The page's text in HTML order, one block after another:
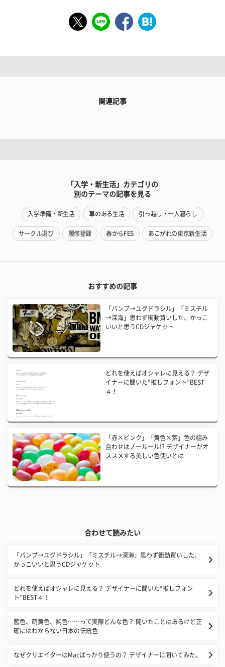
関連記事
「入学・新生活」カテゴリの
別のテーマの記事を見る
入学準備・新生活 車のある生活 引っ越し・一人暮らし
サークル選び 履修登録 春からFES あこがれの東京新生活
おすすめの記事
「バンプ→ユグドラシル」「ミスチル
→深海」思わず衝動買いした、かっこ
いいと思うCDジャケット
どれを使えばオシャレに見える？ デザ
イナーに聞いた“推しフォント”BEST
４！
「赤×ピンク」「黄色×紫」色の組み
合わせはノールール!? デザイナーがオ
ススメする美しい色使いとは
合わせて読みたい
「バンプ→ユグドラシル」「ミスチル→深海」思わず衝動買いした、
かっこいいと思うCDジャケット
どれを使えばオシャレに見える？ デザイナーに聞いた“推しフォン
ト”BEST４！
藍色、萌黄色、鈍色……って実際どんな色？ 聞いたことはあるけど正
確にはわからない日本の伝統色
なぜクリエイターはMacばっかり使うの？ デザイナーに聞いてみた。